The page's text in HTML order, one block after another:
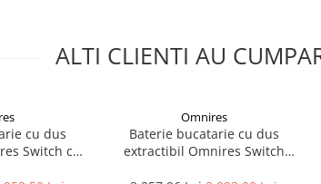
dar si de fiabilitate.
ALTI CLIENTI AU
cu dus
Switch cu
Omnires
Baterie bucatarie cu dus
extractibil Omnires Switch